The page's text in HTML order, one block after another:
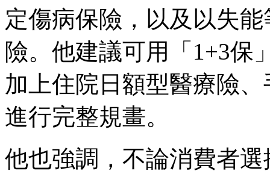
定傷病保險，以及以失
險。他建議可用「1+3保
加上住院日額型醫療險
進行完整規畫。
他也強調，不論消費者